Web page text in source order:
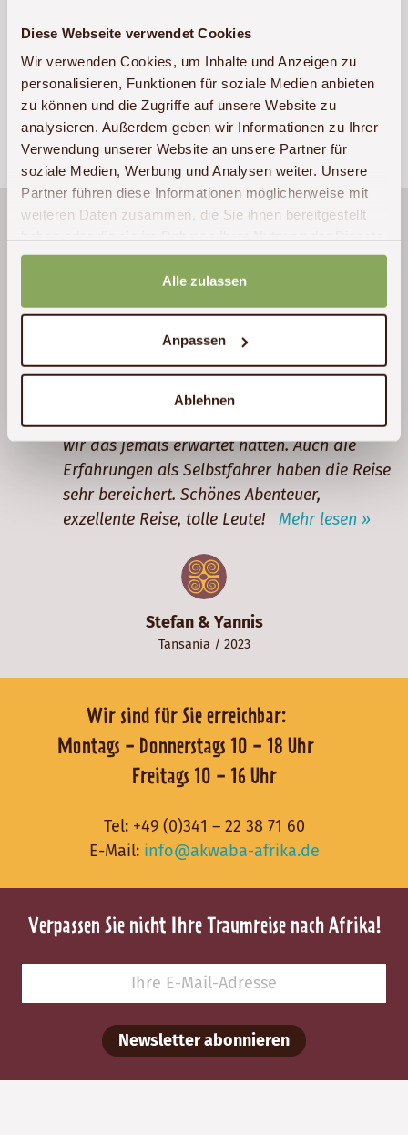
Diese Webseite verwendet Cookies
Wir verwenden Cookies, um Inhalte und Anzeigen zu
personalisieren, Funktionen für soziale Medien anbieten
zu können und die Zugriffe auf unsere Website zu
analysieren. Außerdem geben wir Informationen zu Ihrer
Verwendung unserer Website an unsere Partner für
soziale Medien, Werbung und Analysen weiter. Unsere
Partner führen diese Informationen möglicherweise mit
weiteren Daten zusammen, die Sie ihnen bereitgestellt
gesammelt haben.
Alle zulassen
Anpassen
Ablehnen
Sollten bei der Formulareingabe Fehler auftreten,
rufen Sie uns bitte unter+49 (0)341 – 22 38 71 60
an.
Stefan & Yannis
Tansania / 2023
Wir waren beide begeistert und hatten
unvergessliche Eindrücke. Die Freundlichkeit
und Hilfsbereitschaft der Tansanier hat uns
und außerhalb der Nationalparks ist wirklich
unglaublich schön und außergewöhnlich.
Trotz aller Informationen, die wir durch
Medien vor der Reise hatten, hat die
Serengeti uns noch viel mehr beeindruckt, als
wir das jemals erwartet hätten. Auch die
Erfahrungen als Selbstfahrer haben die Reise
sehr bereichert. Schönes Abenteuer,
exzellente Reise, tolle Leute! Mehr lesen »
Wir sind für Sie erreichbar:
Montags - Donnerstags 10 - 18 Uhr
Freitags 10 - 16 Uhr
Tel: +49 (0)341 – 22 38 71 60
E-Mail: info@akwaba-afrika.de
Verpassen Sie nicht Ihre Traumreise nach Afrika!
Newsletter abonnieren